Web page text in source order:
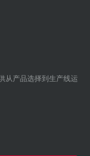
从产品选择到生产线运